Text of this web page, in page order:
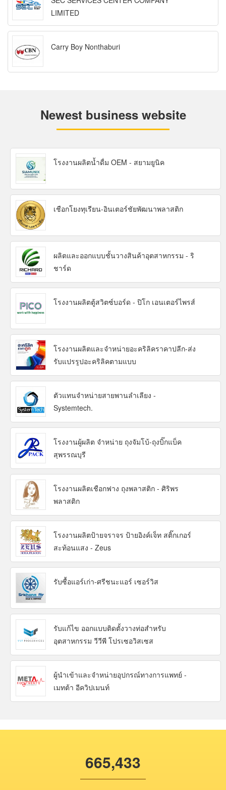
LIMITED
Carry Boy Nonthaburi
Newest business website
โรงงานผลิตน้ำดื่ม OEM - สยามยูนิค
เชือกโยงทุเรียน-อินเตอร์ชัยพัฒนาพลาสติก
ผลิตและออกแบบชั้นวางสินค้าอุตสาหกรรม - ริ
ชาร์ด
โรงงานผลิตตู้สวิตซ์บอร์ด - ปิโก เอนเตอร์ไพรส์
โรงงานผลิตและจำหน่ายอะคริลิคราคาปลีก-ส่ง
รับแปรรูปอะคริลิคตามแบบ
ตัวแทนจำหน่ายสายพานลำเลียง -
Systemtech.
โรงงานผู้ผลิต จำหน่าย ถุงจัมโบ้-ถุงบิ๊กแบ็ค
สุพรรณบุรี
โรงงานผลิตเชือกฟาง ถุงพลาสติก - ศิริพร
พลาสติก
โรงงานผลิตป้ายจราจร ป้ายอิงค์เจ็ท สติ๊กเกอร์
สะท้อนแสง - Zeus
รับซื้อแอร์เก่า-ศรีชนะแอร์ เซอร์วิส
รับแก้ไข ออกแบบติดตั้งวางท่อสำหรับ
อุตสาหกรรม วีวีพี โปรเซอวิสเซส
ผู้นำเข้าและจำหน่ายอุปกรณ์ทางการแพทย์ -
เมทต้า อีควิปเมนท์
665,433